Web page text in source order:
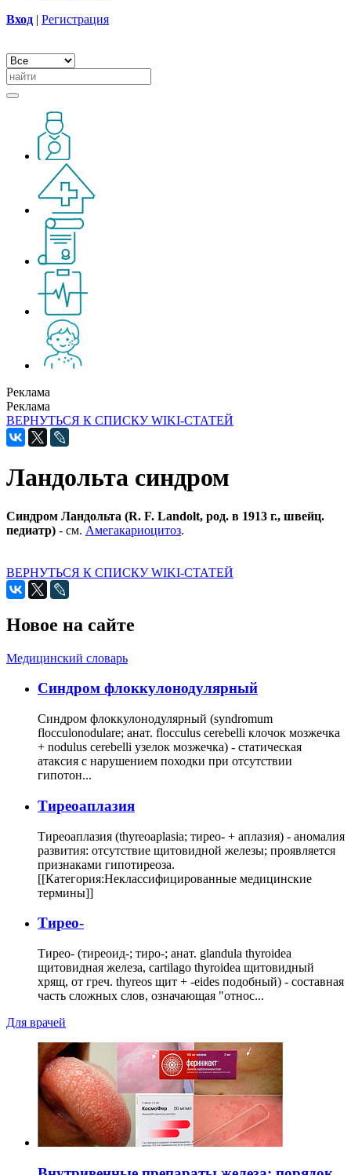
Вход | Регистрация
Реклама
Реклама
ВЕРНУТЬСЯ К СПИСКУ WIKI-СТАТЕЙ
Ландольта синдром
Синдром Ландольта (R. F. Landolt, род. в 1913 г., швейц.
педиатр) - см. Амегакариоцитоз.
ВЕРНУТЬСЯ К СПИСКУ WIKI-СТАТЕЙ
Новое на сайте
Медицинский словарь
Cиндром флоккулонодулярный
Синдром флоккулонодулярный (syndromum
flocculonodulare; анат. flocculus cerebelli клочок мозжечка
+ nodulus cerebelli узелок мозжечка) - статическая
атаксия с нарушением походки при отсутствии
гипотон...
Тиреоаплазия
Тиреоаплазия (thyreoaplasia; тирео- + аплазия) - аномалия
развития: отсутствие щитовидной железы; проявляется
признаками гипотиреоза.
[[Категория:Неклассифицированные медицинские
термины]]
Тирео-
Тирео- (тиреоид-; тиро-; анат. glandula thyroidea
щитовидная железа, cartilago thyroidea щитовидный
хрящ, от греч. thyreos щит + -eides подобный) - составная
часть сложных слов, означающая "относ...
Для врачей